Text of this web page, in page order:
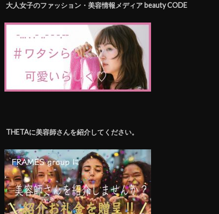
大人女子のファッション・美容情報メディア beauty CODE
THETAに美容師さんを紹介してください。